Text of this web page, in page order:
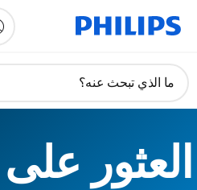
دعم
ما الذي تبحث عنه؟
العثور